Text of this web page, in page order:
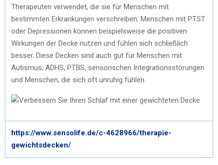
Therapeuten verwendet, die sie für Menschen mit
bestimmten Erkrankungen verschreiben. Menschen mit PTST
oder Depressionen können beispielsweise die positiven
Wirkungen der Decke nutzen und fühlen sich schließlich
besser. Diese Decken sind auch gut für Menschen mit
Autismus, ADHS, PTBS, sensorischen Integrationsstörungen
und Menschen, die sich oft unruhig fühlen.
https://www.sensolife.de/c-4628966/therapie-
gewichtsdecken/